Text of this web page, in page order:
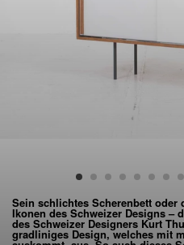
Sein schlichtes Scherenbett oder
Ikonen des Schweizer Designs –
des Schweizer Designers Kurt
gradliniges Design, welches mit